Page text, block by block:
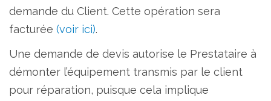
demande du Client. Cette opération sera
facturée (voir ici).
Une demande de devis autorise le Prestataire à
démonter l’équipement transmis par le client
pour réparation, puisque cela implique